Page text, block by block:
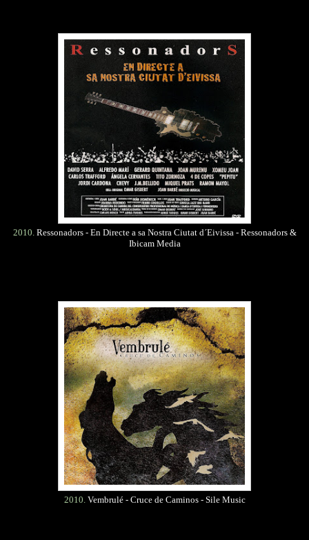
2010. Ressonadors - En Directe a sa Nostra Ciutat d´Eivissa - Ressonadors &
Ibicam Media
2010.Vembrulé - Cruce de Caminos - Sile Music